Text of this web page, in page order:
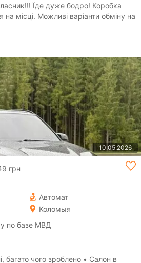
Їде дуже бодро! Коробка
обміну на
10.05.2026
грн
Автомат
Коломыя
по базе МВД
багато чого зроблено • Салон в